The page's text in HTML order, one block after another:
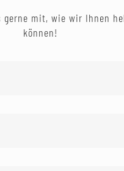
gerne mit, wie wir Ihnen
können!